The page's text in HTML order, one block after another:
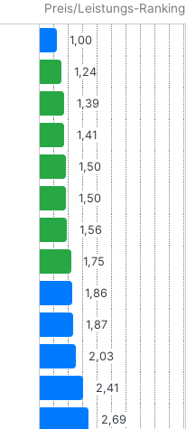
Preis/Leistungs-Ranking
1,00
1,24
1,39
1,41
1,50
1,50
1,56
1,75
1,86
1,87
2,03
2,41
2,69